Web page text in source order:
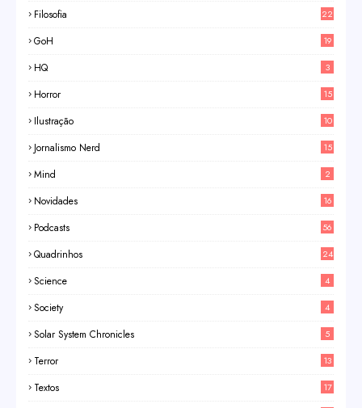
Filosofia 22
GoH 19
HQ 3
Horror 15
Ilustração 10
Jornalismo Nerd 15
Mind 2
Novidades 16
Podcasts 56
Quadrinhos 24
Science 4
Society 4
Solar System Chronicles 5
Terror 13
Textos 17